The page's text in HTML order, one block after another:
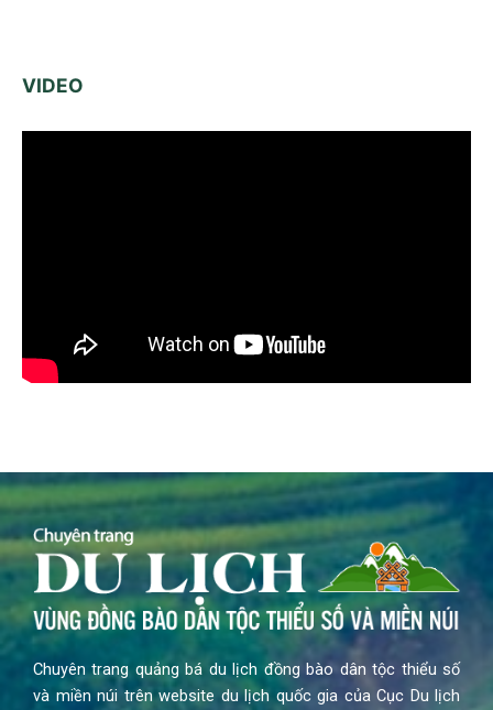
VIDEO
Chuyên trang quảng bá du lịch đồng bào dân tộc thiểu số
và miền núi trên website du lịch quốc gia của Cục Du lịch